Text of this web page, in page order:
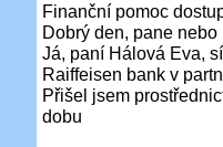
Finanční pomoc
Dobrý den, pane nebo
Já, paní Hálová Eva,
Raiffeisen bank v
Přišel jsem
dobu